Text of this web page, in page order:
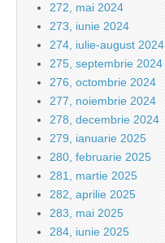
272, mai 2024
273, iunie 2024
274, iulie-august 2024
275, septembrie 2024
276, octombrie 2024
277, noiembrie 2024
278, decembrie 2024
279, ianuarie 2025
280, februarie 2025
281, martie 2025
282, aprilie 2025
283, mai 2025
284, iunie 2025